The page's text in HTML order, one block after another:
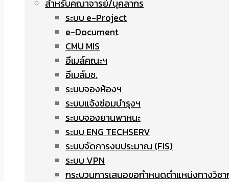
สำหรับคณาจารย์/บุคลากร
ระบบ e-Project
e-Document
CMU MIS
อีเมล์คณะฯ
อีเมล์มช.
ระบบจองห้องฯ
ระบบแจ้งซ่อมบำรุงฯ
ระบบจองยานพาหนะ
ระบบ ENG TECHSERV
ระบบจัดการงบประมาณ (FIS)
ระบบ VPN
กระบวนการเสนอขอกำหนดตำแหน่งทางวิช